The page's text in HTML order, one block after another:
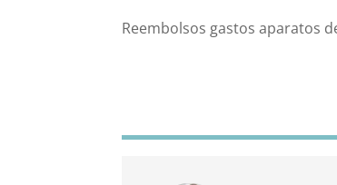
Reembolsos gastos aparatos